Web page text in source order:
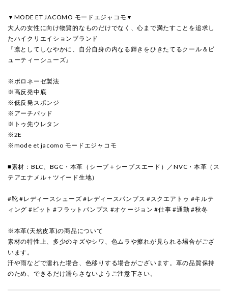
▼MODE ET JACOMO モードエジャコモ▼
大人の女性に向け物質的なものだけでなく、心まで満たすことを追求し
たハイクリエイションブランド
『凛としてしなやかに、自分自身の内なる輝きをひきたてるクール＆ビ
ューティーシューズ』
※ボロネーゼ製法
※高反発中底
※低反発スポンジ
※アーチパッド
※トゥ先ウレタン
※2E
※mode et jacomo モードエジャコモ
■素材：BLC、BGC・本革（シープ＋シープスエード）／NVC・本革（ス
テアエナメル＋ツイード生地）
#靴 #レディースシューズ #レディースパンプス #スクエアトゥ #キルテ
ィング #ビット #フラットパンプス #オケージョン #仕事 #通勤 #秋冬
※本革(天然皮革)の商品について
素材の特性上、多少のキズやシワ、色ムラや擦れが見られる場合がござ
います。
汗や雨などで濡れた場合、色移りする場合がございます。革の品質保持
のため、できるだけ濡らさないようご注意下さい。